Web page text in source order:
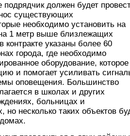
подрядчик должен будет
существующих
необходимо установить на
1 метр выше близлежащих
контракте указаны более 60
города, где необходимо
оборудование, которое
и помогает усиливать
оповещения. Большинство
в школах и других
больницах и
несколько таких объектов